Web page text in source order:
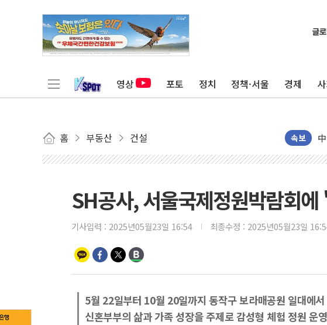
영상 포토 정치 정책·서울 경제
홈 부동산 건설 속보
'
SH공사, 서울국제정원박람회
기사입력 : 2025년05월23일 16:54 최종수정 : 2025년05월23일
5월 22일부터 10월 20일까지 동작구 보라매공원 일대에
신혼부부의 삶과 가족 성장을 주제로 감성형 체험 정원 운영